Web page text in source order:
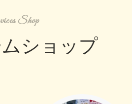
Shop
ショップ